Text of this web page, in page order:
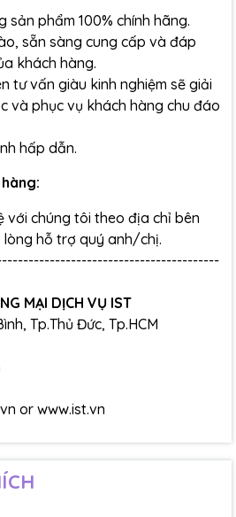
sản phẩm 100% chính hãng.
sẵn sàng cung cấp và đáp
khách hàng.
tư vấn giàu kinh nghiệm sẽ giải
và phục vụ khách hàng chu đáo
hấp dẫn.
với chúng tôi theo địa chỉ bên
lòng hỗ trợ quý anh/chị.
MẠI DỊCH VỤ IST
Tp.Thủ Đức, Tp.HCM
or www.ist.vn